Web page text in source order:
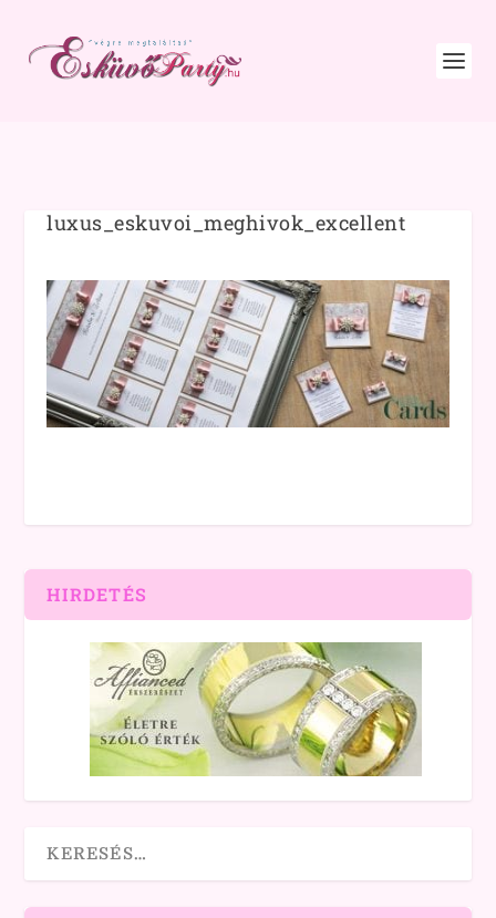
luxus_eskuvoi_meghivok_excellent
HIRDETÉS